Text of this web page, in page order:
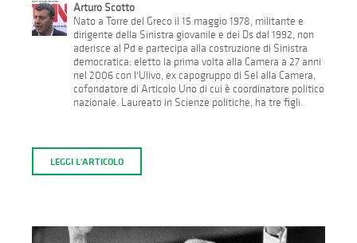
Arturo Scotto
Nato a Torre del Greco il 15 maggio 1978, militante e
dirigente della Sinistra giovanile e dei Ds dal 1992, non
aderisce al Pd e partecipa alla costruzione di Sinistra
democratica; eletto la prima volta alla Camera a 27 anni
nel 2006 con l'Ulivo, ex capogruppo di Sel alla Camera,
cofondatore di Articolo Uno di cui è coordinatore politico
nazionale. Laureato in Scienze politiche, ha tre figli.
LEGGI L'ARTICOLO